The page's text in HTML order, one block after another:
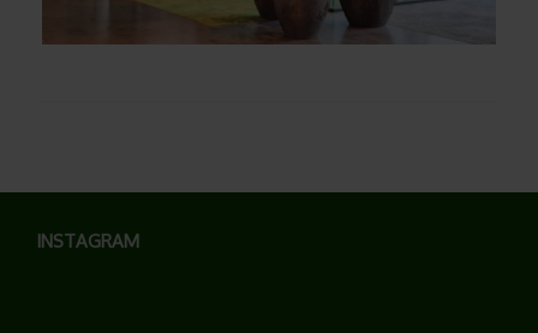
INSTAGRAM